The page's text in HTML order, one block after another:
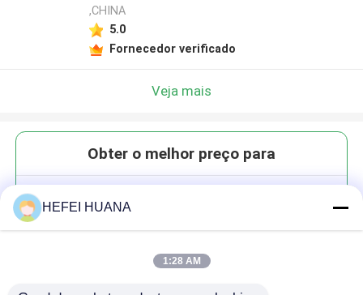
,CHINA
5.0
Fornecedor verificado
Veja mais
Obter o melhor preço para
HEFEI HUANA
1:28 AM